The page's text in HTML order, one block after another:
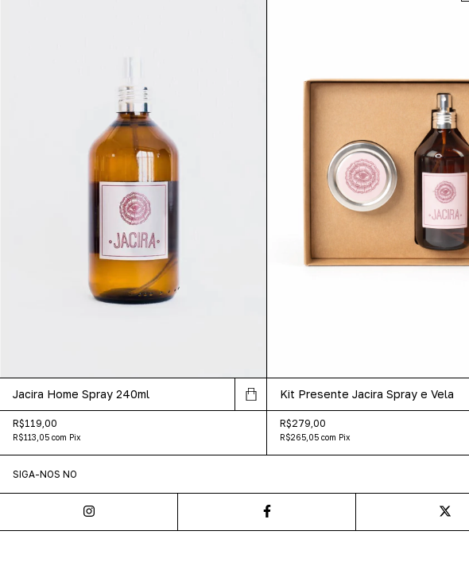
Jacira Home Spray 240ml
R$119,00
R$113,05 com Pix
Kit Presente Jacira Spray e Vela
R$279,00
R$265,05 com Pix
SIGA-NOS NO